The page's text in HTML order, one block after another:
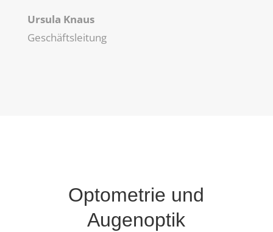
Ursula Knaus
Geschäftsleitung
Optometrie und
Augenoptik